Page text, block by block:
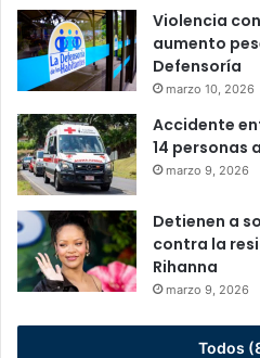
Violencia
aumento
Defensoría
marzo 10, 2026
Accidente
14 personas
marzo 9, 2026
Detienen a
contra la
Rihanna
marzo 9, 2026
Todos